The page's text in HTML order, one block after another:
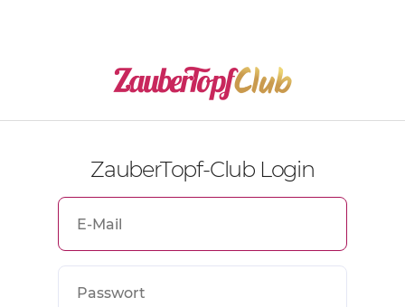
ZauberTopf-Club Login